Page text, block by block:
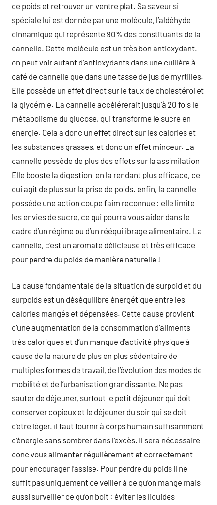
de poids et retrouver un ventre plat. Sa saveur si
spéciale lui est donnée par une molécule, l’aldéhyde
cinnamique qui représente 90% des constituants de la
cannelle. Cette molécule est un très bon antioxydant.
on peut voir autant d’antioxydants dans une cuillère à
café de cannelle que dans une tasse de jus de myrtilles.
Elle possède un effet direct sur le taux de cholestérol et
la glycémie. La cannelle accélérerait jusqu’à 20 fois le
métabolisme du glucose, qui transforme le sucre en
énergie. Cela a donc un effet direct sur les calories et
les substances grasses, et donc un effet minceur. La
cannelle possède de plus des effets sur la assimilation.
Elle booste la digestion, en la rendant plus efficace, ce
qui agit de plus sur la prise de poids. enfin, la cannelle
possède une action coupe faim reconnue : elle limite
les envies de sucre, ce qui pourra vous aider dans le
cadre d’un régime ou d’un rééquilibrage alimentaire. La
cannelle, c’est un aromate délicieuse et très efficace
pour perdre du poids de manière naturelle !
La cause fondamentale de la situation de surpoid et du
surpoids est un déséquilibre énergétique entre les
calories mangés et dépensées. Cette cause provient
d’une augmentation de la consommation d’aliments
très caloriques et d’un manque d’activité physique à
cause de la nature de plus en plus sédentaire de
multiples formes de travail, de l’évolution des modes de
mobilité et de l’urbanisation grandissante. Ne pas
sauter de déjeuner, surtout le petit déjeuner qui doit
conserver copieux et le déjeuner du soir qui se doit
d’être léger. il faut fournir à corps humain suffisamment
d’énergie sans sombrer dans l’excès. Il sera nécessaire
donc vous alimenter régulièrement et correctement
pour encourager l’assise. Pour perdre du poids il ne
suffit pas uniquement de veiller à ce qu’on mange mais
aussi surveiller ce qu’on boit : éviter les liquides